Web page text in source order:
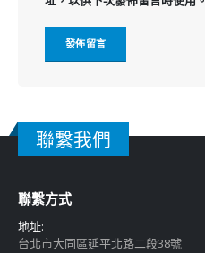
聯繫我們
聯繫方式
地址:
台北市大同區延平北路二段38號